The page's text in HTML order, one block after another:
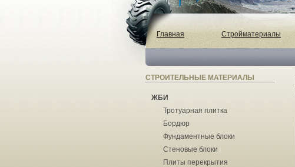
Главная Стройматериалы
СТРОИТЕЛЬНЫЕ МАТЕРИАЛЫ
ЖБИ
Тротуарная плитка
Бордюр
Фундаментные блоки
Стеновые блоки
Плиты перекрытия